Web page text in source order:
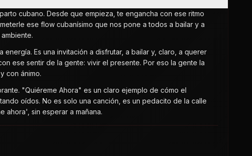
cubano. Desde que empieza, te engancha con ese ritmo
ese flow cubanísimo que nos pone a todos a bailar y a
Es una invitación a disfrutar, a bailar y, claro, a querer
ese sentir de la gente: vivir el presente. Por eso la gente la
con ánimo.
"Quiéreme Ahora" es un claro ejemplo de cómo el
oídos. No es solo una canción, es un pedacito de la calle
ahora', sin esperar a mañana.